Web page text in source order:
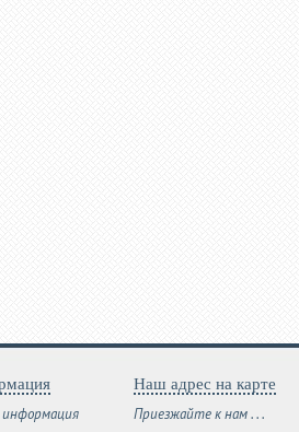
Наш адрес на карте
Приезжайте к нам . . .